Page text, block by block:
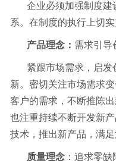
企业必须加强制度建
系。在制度的执行上切实
产品理念： 需求引导
紧跟市场需求，启发
新。密切关注市场需求
客户的需求，不断推陈
也注重持续不断开发新
技术，推出新产品，满足
质量理念：追求零缺